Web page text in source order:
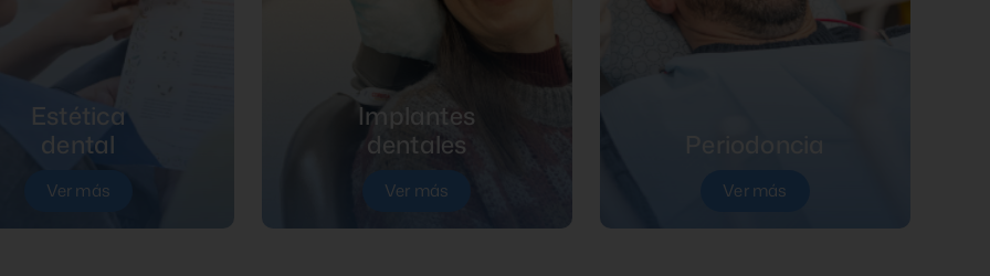
Estética
dental
Ver más
Implantes
dentales
Ver más Ver más